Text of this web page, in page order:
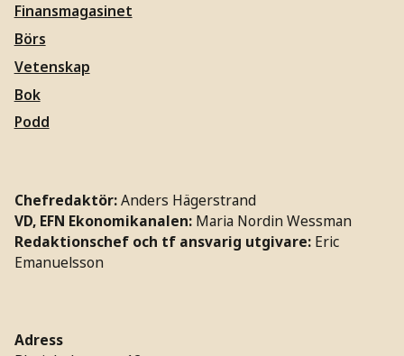
Finansmagasinet
Börs
Vetenskap
Bok
Podd
Chefredaktör:Anders Hägerstrand
VD, EFN Ekonomikanalen: Maria Nordin Wessman
Redaktionschef och tf ansvarig utgivare: Eric
Emanuelsson
Adress